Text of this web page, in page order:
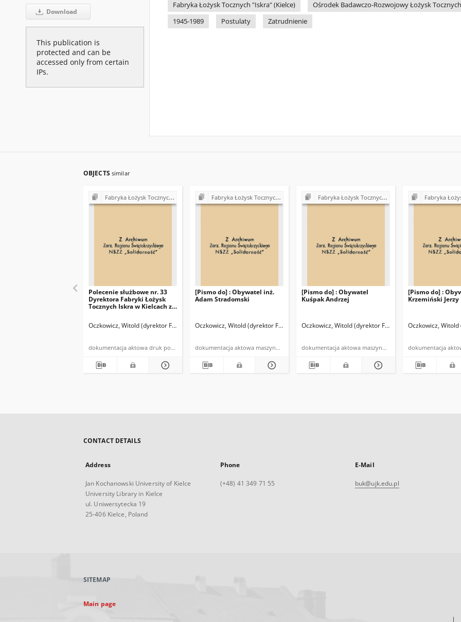
Download
This publication is
protected and can be
accessed only from certain
IPs.
Fabryka Łożysk Tocznych "Iskra" (Kielce)
Ośrodek Badawczo-Rozwojowy Łożysk Tocznych
1945-1989
Postulaty Zatrudnienie
OBJECTS similar
Fabryka Łożysk Tocznych "Iskra" w Kielcach - strajki, postulaty, realizacja postulatów (1980)
Polecenie służbowe nr. 33
Dyrektora Fabryki Łożysk
Tocznych Iskra w Kielcach z
Porozumienia zawartego
Dyrekcją FŁT Iskra […]
Oczkowicz, Witold (dyrektor FŁT "Iskra")
dokumentacja aktowa druk powielony
Fabryka Łożysk Tocznych "Iskra" w Kielcach - strajki, postulaty, realizacja postulatów (1980)
[Pismo do] : Obywatel inż.
Adam Stradomski
Oczkowicz, Witold (dyrektor FŁT "Iskra")
dokumentacja aktowa maszynopis powielony
Fabryka Łożysk Tocznych "Iskra" w Kielcach - strajki, postulaty, realizacja postulatów (1980)
[Pismo do] : Obywatel
Kuśpak Andrzej
Oczkowicz, Witold (dyrektor FŁT "Iskra")
dokumentacja aktowa maszynopis powielony
Fabryka Łożysk Tocznych "Iskra" w Kielcach -
[Pismo do] :
Krzemiński Jerzy
Oczkowicz,
CONTACT DETAILS
Address
Jan Kochanowski University of Kielce
University Library in Kielce
ul. Uniwersytecka 19
25-406 Kielce, Poland
Phone
(+48) 41 349 71 55
E-Mail
buk@ujk.edu.pl
SITEMAP
Main page